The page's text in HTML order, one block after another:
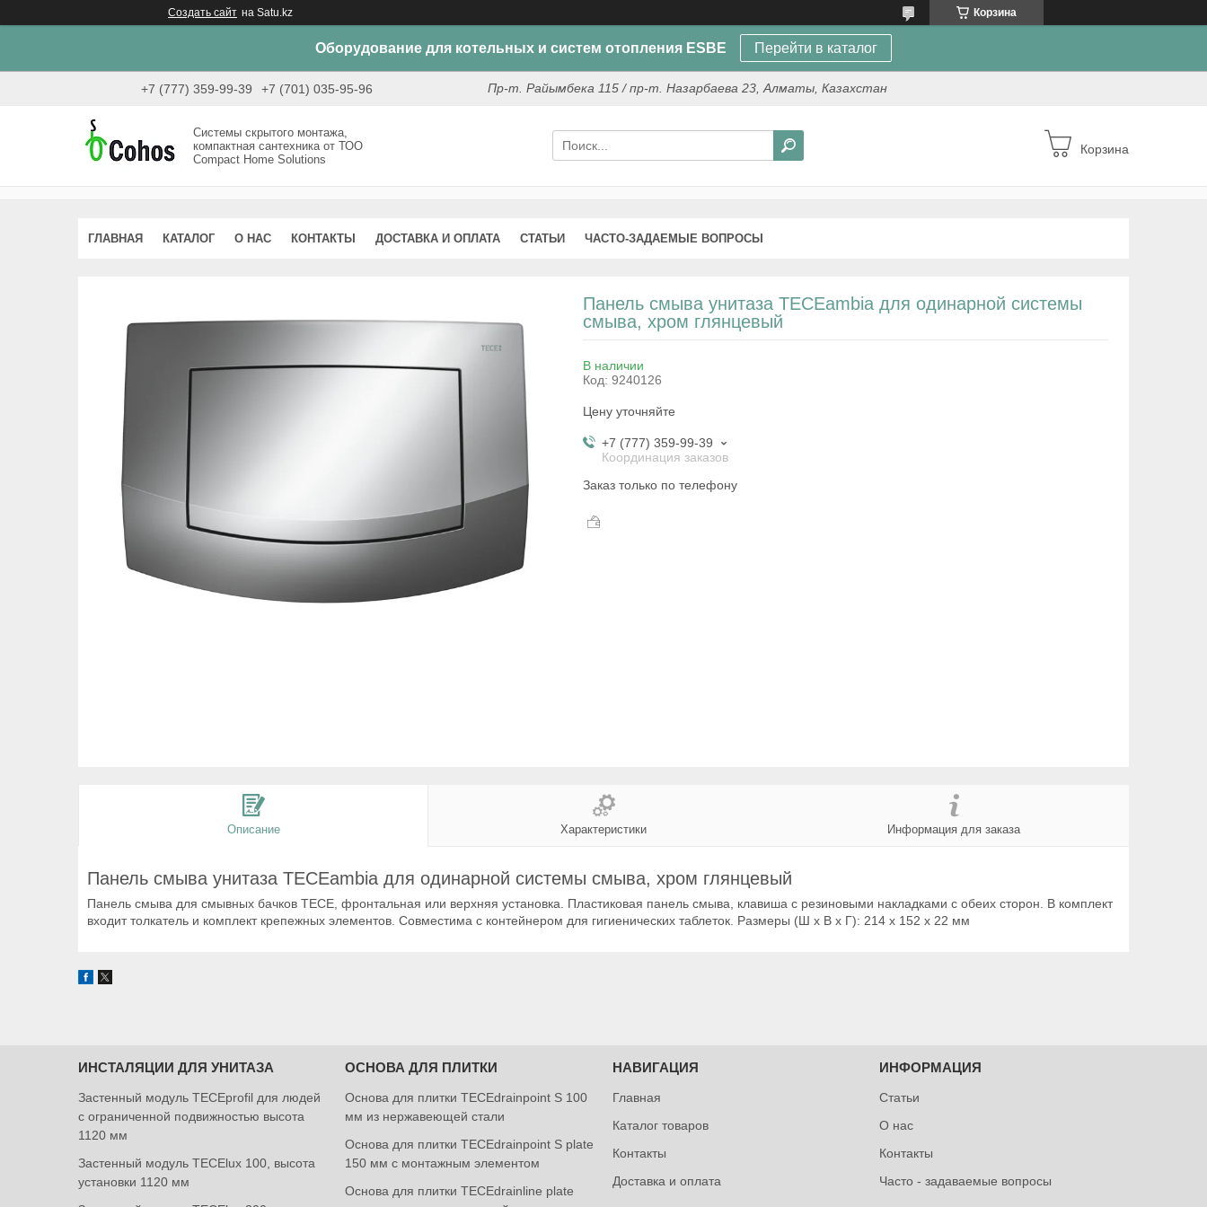
Создать сайт на Satu.kz Корзина
Оборудование для котельных и систем отопления ESBE Перейти в каталог
+7 (777) 359-99-39 +7 (701) 035-95-96 Пр-т. Райымбека 115 / пр-т. Назарбаева 23, Алматы, Казахстан
Системы скрытого монтажа,
компактная сантехника от ТОО
Compact Home Solutions
Корзина
ГЛАВНАЯ КАТАЛОГ О НАС КОНТАКТЫ ДОСТАВКА И ОПЛАТА СТАТЬИ ЧАСТО-ЗАДАЕМЫЕ ВОПРОСЫ
Панель смыва унитаза TECEambia для одинарной системы
смыва, хром глянцевый
В наличии
Код: 9240126
Цену уточняйте
+7 (777) 359-99-39
Координация заказов
Заказ только по телефону
Описание Характеристики Информация для заказа
Панель смыва унитаза TECEambia для одинарной системы смыва, хром глянцевый
Панель смыва для смывных бачков TECE, фронтальная или верхняя установка. Пластиковая панель смыва, клавиша с резиновыми накладками с обеих сторон. В комплект
входит толкатель и комплект крепежных элементов. Совместима с контейнером для гигиенических таблеток. Размеры (Ш x В x Г): 214 x 152 x 22 мм
ИНСТАЛЯЦИИ ДЛЯ УНИТАЗА
Застенный модуль TECEprofil для людей
с ограниченной подвижностью высота
1120 мм
Застенный модуль TECElux 100, высота
установки 1120 мм
ОСНОВА ДЛЯ ПЛИТКИ
Основа для плитки TECEdrainpoint S 100
мм из нержавеющей стали
Основа для плитки TECEdrainpoint S plate
150 мм с монтажным элементом
Основа для плитки TECEdrainlinе plate
НАВИГАЦИЯ
Главная
Каталог товаров
Контакты
Доставка и оплата
ИНФОРМАЦИЯ
Статьи
О нас
Контакты
Часто - задаваемые вопросы